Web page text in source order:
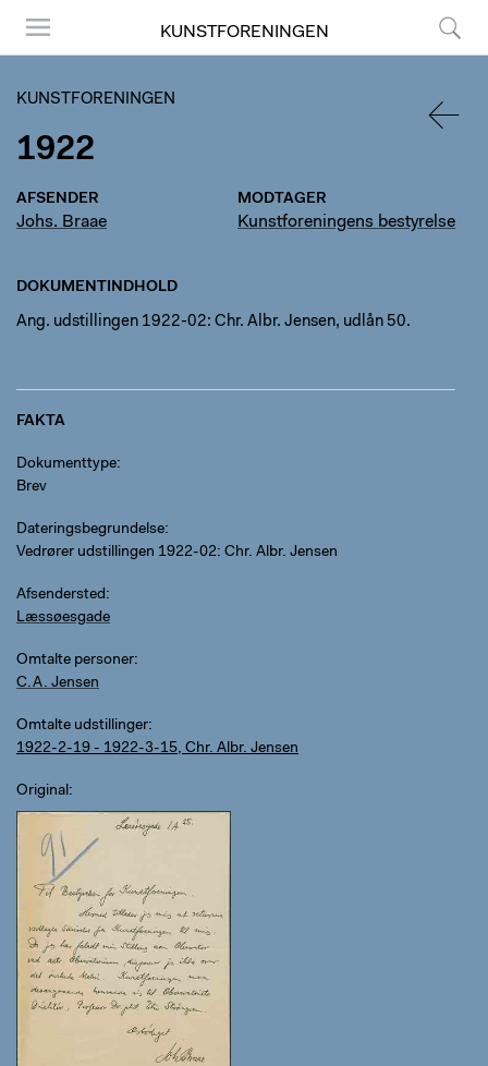
KUNSTFORENINGEN
KUNSTFORENINGEN
1922
AFSENDER
Johs. Braae
MODTAGER
Kunstforeningens bestyrelse
DOKUMENTINDHOLD
Ang. udstillingen 1922-02: Chr. Albr. Jensen, udlån 50.
FAKTA
Dokumenttype
Brev
Dateringsbegrundelse
Vedrører udstillingen 1922-02: Chr. Albr. Jensen
Afsendersted
Læssøesgade
Omtalte personer
C.A. Jensen
Omtalte udstillinger
1922-2-19 - 1922-3-15, Chr. Albr. Jensen
Original